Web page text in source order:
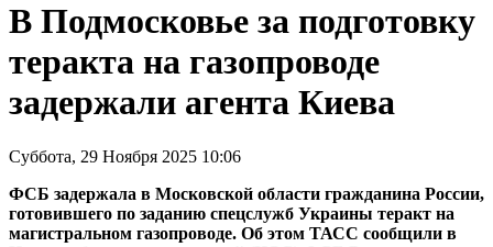
В Подмосковье за подготовку
теракта на газопроводе
задержали агента Киева
Суббота, 29 Ноября 2025 10:06
ФСБ задержала в Московской области гражданина России,
готовившего по заданию спецслужб Украины теракт на
магистральном газопроводе. Об этом ТАСС сообщили в